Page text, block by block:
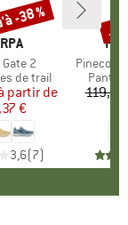
2
de trail
Prix
Prix réduit
partir de
€
3,6(7)
-38 %
Article
PineconeHe.